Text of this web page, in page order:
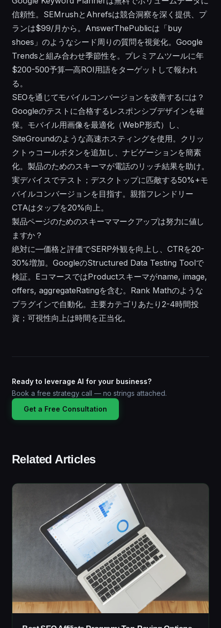
信頼性。SEMrushとAhrefsは競合洞察を深く提供、プ
ランは$99/月から。AnswerThePublicは「buy
shoes」のようなシード周りの質問を視覚化。Google
Trendsと組み合わせ季節性を。プレミアムツールに年
$200-500予算—高ROI用語をターゲットして報われ
る。
SEOを通じてモバイルコンバージョンを改善するには？
Googleのテストに合格するレスポンシブデザインを確
保。モバイル用画像を最適化（WebP形式）し、
SiteGroundのような高速ホスティングを使用。クリッ
クトゥコールボタンを追加し、ナビゲーションを簡素
化。製品のためのスキーマが電話のリッチ結果を助け。
実デバイスでテスト；デスクトップに匹敵する50%+モ
バイルコンバージョンを目指す。親指フレンドリー
CTAはタップを20%向上。
製品ページのためのスキーママークアップは努力に値し
ますか？
絶対に—価格と評価でSERP外観を向上し、CTRを20-
30%増加。GoogleのStructured Data Testing Toolで
検証。EコマースではProductスキーマがname, image,
offers, aggregateRatingを含む。Rank Mathのような
プラグインで自動化。主要カテゴリあたり2-4時間投
資；可視性向上は時間を正当化。
Ready to leverage AI for your business?
Book a free strategy call — no strings attached.
Get a Free Consultation
Related Articles